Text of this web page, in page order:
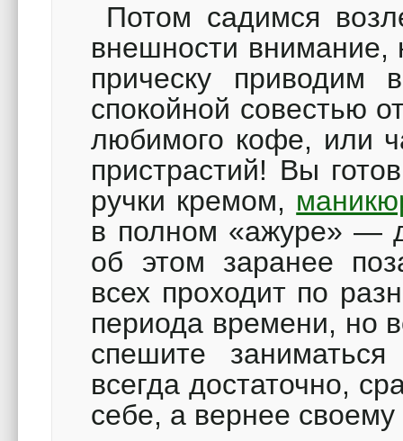
Потом садимся
внешности внимание,
прическу приводим
спокойной совестью
любимого кофе, или
пристрастий! Вы
ручки кремом,
в полном «ажуре» —
об этом заранее
всех проходит по
периода времени, но
спешите
всегда достаточно,
себе, а вернее